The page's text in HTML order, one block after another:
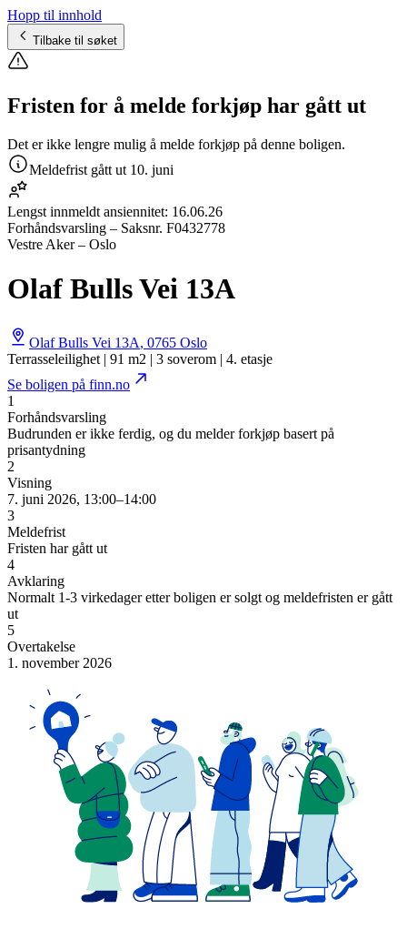
Hopp til innhold
Tilbake til søket
Fristen for å melde forkjøp har gått ut
Det er ikke lengre mulig å melde forkjøp på denne boligen.
Meldefrist gått ut 10. juni
Lengst innmeldt ansiennitet: 16.06.26
Forhåndsvarsling – Saksnr. F0432778
Vestre Aker – Oslo
Olaf Bulls Vei 13A
Olaf Bulls Vei 13A, 0765 Oslo
Terrasseleilighet | 91 m2 | 3 soverom | 4. etasje
Se boligen på finn.no
1
Forhåndsvarsling
Budrunden er ikke ferdig, og du melder forkjøp basert på
prisantydning
2
Visning
7. juni 2026, 13:00–14:00
3
Meldefrist
Fristen har gått ut
4
Avklaring
Normalt 1-3 virkedager etter boligen er solgt og meldefristen er gått
ut
5
Overtakelse
1. november 2026